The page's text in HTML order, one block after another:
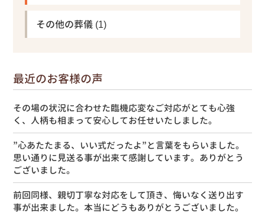
その他の葬儀 (1)
最近のお客様の声
その場の状況に合わせた臨機応変なご対応がとても心強
く、人柄も相まって安心してお任せいたしました。
”心あたたまる、いい式だったよ”と言葉をもらいました。
思い通りに見送る事が出来て感謝しています。ありがとう
ございました。
前回同様、親切丁寧な対応をして頂き、悔いなく送り出す
事が出来ました。本当にどうもありがとうございました。